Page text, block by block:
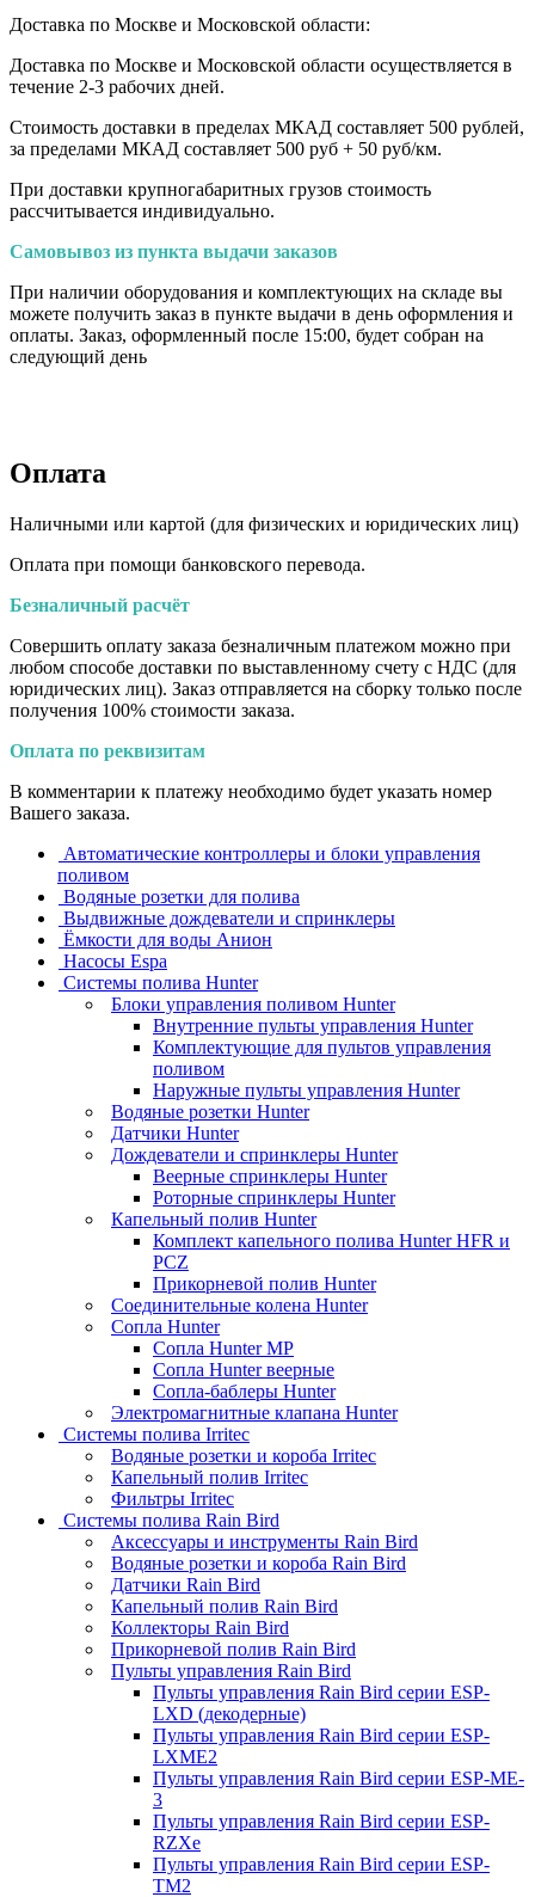
Доставка по Москве и Московской области:
Доставка по Москве и Московской области осуществляется в
течение 2-3 рабочих дней.
Стоимость доставки в пределах МКАД составляет 500 рублей,
за пределами МКАД составляет 500 руб + 50 руб/км.
При доставки крупногабаритных грузов стоимость
рассчитывается индивидуально.
Самовывоз из пункта выдачи заказов
При наличии оборудования и комплектующих на складе вы
можете получить заказ в пункте выдачи в день оформления и
оплаты. Заказ, оформленный после 15:00, будет собран на
следующий день
Оплата
Наличными или картой (для физических и юридических лиц)
Оплата при помощи банковского перевода.
Безналичный расчёт
Совершить оплату заказа безналичным платежом можно при
любом способе доставки по выставленному счету с НДС (для
юридических лиц). Заказ отправляется на сборку только после
получения 100% стоимости заказа.
Оплата по реквизитам
В комментарии к платежу необходимо будет указать номер
Вашего заказа.
Автоматические контроллеры и блоки управления
поливом
Водяные розетки для полива
Выдвижные дождеватели и спринклеры
Ёмкости для воды Анион
Насосы Espa
Системы полива Hunter
Блоки управления поливом Hunter
Внутренние пульты управления Hunter
Комплектующие для пультов управления
поливом
Наружные пульты управления Hunter
Водяные розетки Hunter
Датчики Hunter
Дождеватели и спринклеры Hunter
Веерные спринклеры Hunter
Роторные спринклеры Hunter
Капельный полив Hunter
Комплект капельного полива Hunter HFR и
PCZ
Прикорневой полив Hunter
Соединительные колена Hunter
Сопла Hunter
Сопла Hunter MP
Сопла Hunter веерные
Сопла-баблеры Hunter
Электромагнитные клапана Hunter
Системы полива Irritec
Водяные розетки и короба Irritec
Капельный полив Irritec
Фильтры Irritec
Системы полива Rain Bird
Аксессуары и инструменты Rain Bird
Водяные розетки и короба Rain Bird
Датчики Rain Bird
Капельный полив Rain Bird
Коллекторы Rain Bird
Прикорневой полив Rain Bird
Пульты управления Rain Bird
Пульты управления Rain Bird серии ESP-
LXD (декодерные)
Пульты управления Rain Bird серии ESP-
LXME2
Пульты управления Rain Bird серии ESP-ME-
3
Пульты управления Rain Bird серии ESP-
RZXe
Пульты управления Rain Bird серии ESP-
TM2